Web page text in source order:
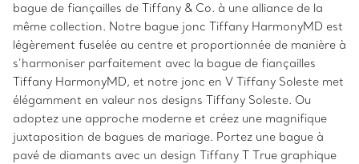
bague de fiançailles de Tiffany & Co. à une alliance de la
même collection. Notre bague jonc Tiffany HarmonyMD est
légèrement fuselée au centre et proportionnée de manière à
s’harmoniser parfaitement avec la bague de fiançailles
Tiffany HarmonyMD, et notre jonc en V Tiffany Soleste met
élégamment en valeur nos designs Tiffany Soleste. Ou
adoptez une approche moderne et créez une magnifique
juxtaposition de bagues de mariage. Portez une bague à
pavé de diamants avec un design Tiffany T True graphique